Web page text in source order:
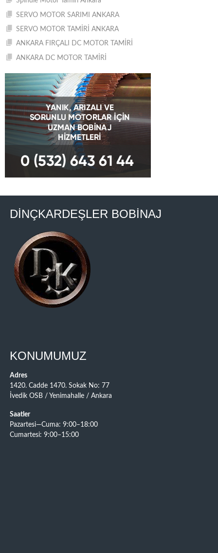
SERVO MOTOR SARIMI ANKARA
SERVO MOTOR TAMİRİ ANKARA
ANKARA FIRÇALI DC MOTOR TAMİRİ
ANKARA DC MOTOR TAMİRİ
DİNÇKARDEŞLER BOBİNAJ
KONUMUMUZ
Adres
1420. Cadde 1470. Sokak No: 77
İvedik OSB / Yenimahalle / Ankara
Saatler
Pazartesi—Cuma: 9:00–18:00
Cumartesi: 9:00–15:00